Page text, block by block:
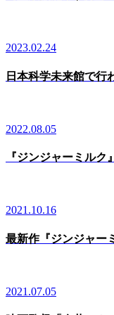
2023.02.24
日本科学未来館で行
2022.08.05
『ジンジャーミルク
2021.10.16
最新作『ジンジャー
2021.07.05